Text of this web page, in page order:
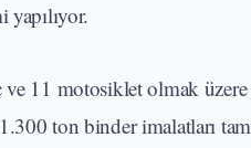
yapılıyor.
ve 11 motosiklet olmak
ton binder imalatları